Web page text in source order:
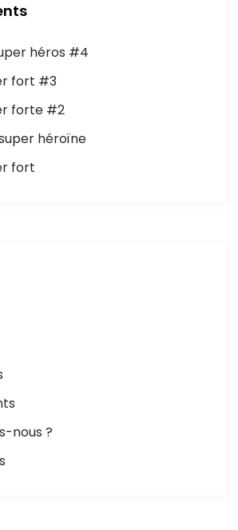
héros #4
fort #3
forte #2
héroïne
fort
nous ?